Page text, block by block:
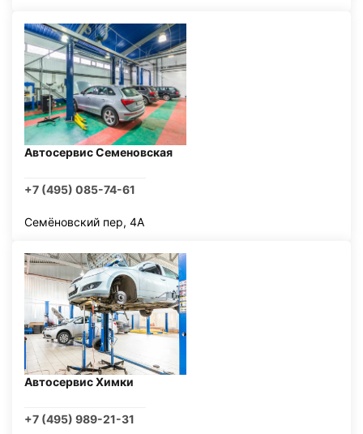
Автосервис Семеновская
+7 (495) 085-74-61
Семёновский пер, 4А
Автосервис Химки
+7 (495) 989-21-31